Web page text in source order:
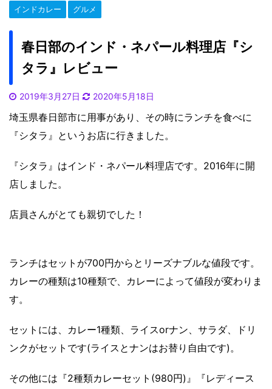
インドカレー グルメ
春日部のインド・ネパール料理店『シ
タラ』レビュー
2019年3月27日 2020年5月18日
埼玉県春日部市に用事があり、その時にランチを食べに
『シタラ』というお店に行きました。
『シタラ』はインド・ネパール料理店です。2016年に開
店しました。
店員さんがとても親切でした！
ランチはセットが700円からとリーズナブルな値段です。
カレーの種類は10種類で、カレーによって値段が変わりま
す。
セットには、カレー1種類、ライスorナン、サラダ、ドリ
ンクがセットです(ライスとナンはお替り自由です)。
その他には『2種類カレーセット(980円)』『レディース